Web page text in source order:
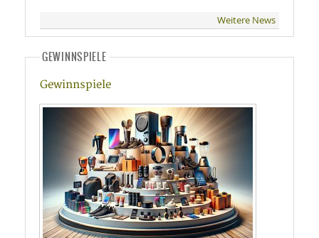
Weitere News
GEWINNSPIELE
Gewinnspiele